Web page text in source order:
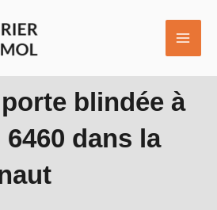
blindée à
dans la